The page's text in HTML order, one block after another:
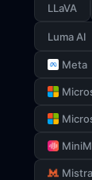
LLaVA
Luma AI
Meta